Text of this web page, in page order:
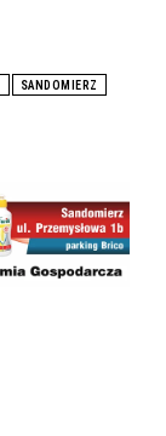
SANDOMIERZ